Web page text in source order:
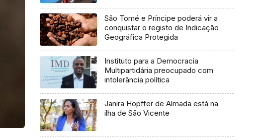
São Tomé e Príncipe poderá vir a
conquistar o registo de Indicação
Geográfica Protegida
Instituto para a Democracia
Multipartidária preocupado com
intolerância política
Janira Hopffer de Almada está na
ilha de São Vicente